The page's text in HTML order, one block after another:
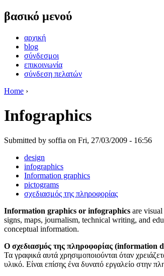
βασικό μενού
αρχική
blog
σύνδεσμοι
επικοινωνία
σύνδεση πελατών
Home ›
Infographics
Submitted by soffia on Fri, 27/03/2009 - 16:56
design
infographics
Information graphics
pictograms
σχεδιασμός της πληροφορίας
Information graphics or infographics are
signs, maps, journalism, technical writing, and
conceptual information.
O σχεδιασμός της πληροφορίας (information
Τα γραφικά αυτά χρησιμοποιούνται όταν
υλικό. Είναι επίσης ένα δυνατό εργαλείο στην